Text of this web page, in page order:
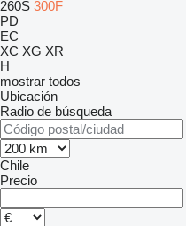
260S 300F
PD
EC
XC XG XR
H
mostrar todos
Ubicación
Radio de búsqueda
Chile
Precio